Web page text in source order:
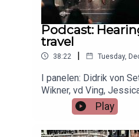
Podcast:
travel
38:22 | Tuesday,
I panelen: Didrik von
Wikner, vd Ving,
Chatzopoulos,
Jönsson, vd Apollo,
Travel News och TV4
Play